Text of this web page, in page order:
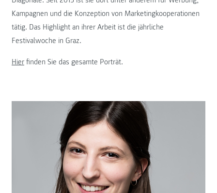
Kampagnen und die Konzeption von Marketingkooperationen
tätig. Das Highlight an ihrer Arbeit ist die jährliche
Festivalwoche in Graz.
Hier finden Sie das gesamte Porträt.